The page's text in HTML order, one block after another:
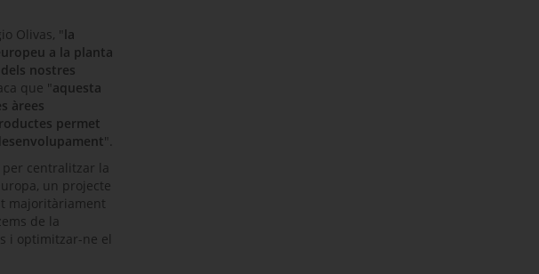
Olivas, " la
a la planta
nostres
que " aquesta
àrees
permet
".
per centralitzar la
un projecte
majoritàriament
de la
i optimitzar-ne el